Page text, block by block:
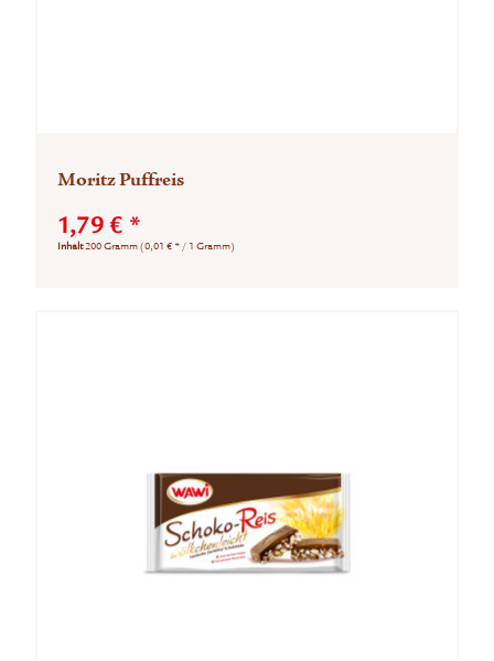
Moritz Puffreis
1,79 € *
Inhalt200 Gramm(0,01 € * / 1 Gramm)